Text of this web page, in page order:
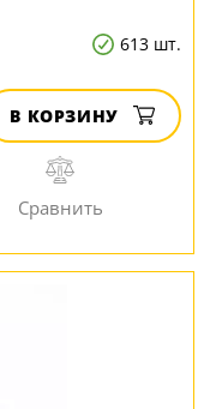
613 шт.
В КОРЗИНУ